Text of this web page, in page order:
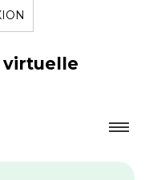
virtuelle